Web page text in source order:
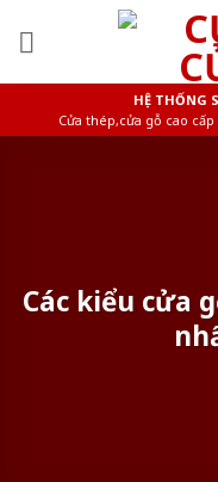
HỆ THỐNG
Cửa thép,cửa gỗ cao
Các kiểu cửa